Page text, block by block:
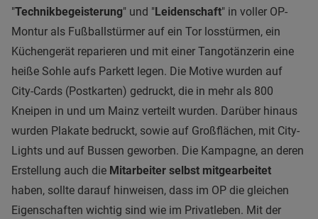
"Technikbegeisterung" und "Leidenschaft" in voller OP-
Montur als Fußballstürmer auf ein Tor losstürmen, ein
Küchengerät reparieren und mit einer Tangotänzerin eine
heiße Sohle aufs Parkett legen. Die Motive wurden auf
City-Cards (Postkarten) gedruckt, die in mehr als 800
Kneipen in und um Mainz verteilt wurden. Darüber hinaus
wurden Plakate bedruckt, sowie auf Großflächen, mit City-
Lights und auf Bussen geworben. Die Kampagne, an deren
Erstellung auch die Mitarbeiter selbst mitgearbeitet
haben, sollte darauf hinweisen, dass im OP die gleichen
Eigenschaften wichtig sind wie im Privatleben. Mit der